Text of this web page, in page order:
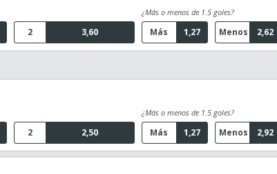
3,60
2
¿Más o menos de 1.5 goles?
1,27
Más 2,62
Menos
2,50
2
¿Más o menos de 1.5 goles?
1,27
Más 2,92
Menos